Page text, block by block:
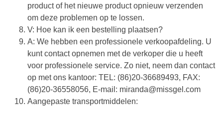
product of het nieuwe product opnieuw verzenden
om deze problemen op te lossen.
V: Hoe kan ik een bestelling plaatsen?
A: We hebben een professionele verkoopafdeling. U
kunt contact opnemen met de verkoper die u heeft
voor professionele service. Zo niet, neem dan contact
op met ons kantoor: TEL: (86)20-36689493, FAX:
(86)20-36558056, E-mail: miranda@missgel.com
Aangepaste transportmiddelen: